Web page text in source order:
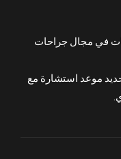
في مجال جراحات
موعد استشارة مع